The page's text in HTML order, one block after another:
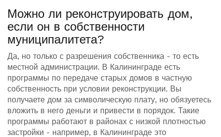
Можно ли реконструировать дом,
если он в собственности
муниципалитета?
Да, но только с разрешения собственника - то есть
местной администрации. В Калининграде есть
программы по передаче старых домов в частную
собственность при условии реконструкции. Вы
получаете дом за символическую плату, но обязуетесь
вложить в него деньги и привести в порядок. Такие
программы работают в районах с низкой плотностью
застройки - например, в Калининграде это